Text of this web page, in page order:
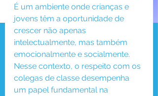
É um ambiente onde crianças e
jovens têm a oportunidade de
crescer não apenas
intelectualmente, mas também
emocionalmente e socialmente.
Nesse contexto, o respeito com os
colegas de classe desempenha
um papel fundamental na